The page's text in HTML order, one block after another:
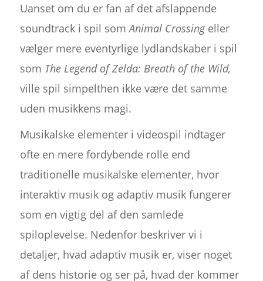
Uanset om du er fan af det afslappende
soundtrack i spil somAnimal Crossingeller
vælger mere eventyrlige lydlandskaber i spil
som The Legend of Zelda: Breath of the Wild,
ville spil simpelthen ikke være det samme
uden musikkens magi.
Musikalske elementer i videospil indtager
ofte en mere fordybende rolle end
traditionelle musikalske elementer, hvor
interaktiv musik og adaptiv musik fungerer
som en vigtig del af den samlede
spiloplevelse. Nedenfor beskriver vi i
detaljer, hvad adaptiv musik er, viser noget
af dens historie og ser på, hvad der kommer